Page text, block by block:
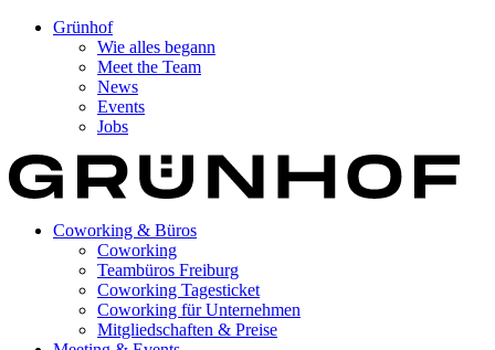
Grünhof
Wie alles begann
Meet the Team
News
Events
Jobs
Coworking & Büros
Coworking
Teambüros Freiburg
Coworking Tagesticket
Coworking für Unternehmen
Mitgliedschaften & Preise